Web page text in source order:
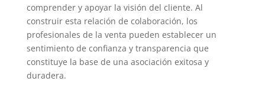
comprender y apoyar la visión del cliente. Al
construir esta relación de colaboración, los
profesionales de la venta pueden establecer un
sentimiento de confianza y transparencia que
constituye la base de una asociación exitosa y
duradera.